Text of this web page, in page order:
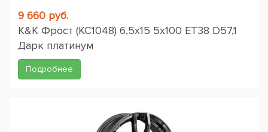
9 660 руб.
K&K Фрост (КС1048) 6,5x15 5x100 ET38 D57,1
Дарк платинум
Подробнее